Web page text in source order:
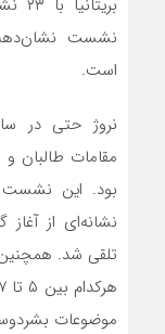
نشست
است.
مقامات طالبان و
بود. این نشست
نشانه‌ای از
تلقی شد. همچنین
موضوعات